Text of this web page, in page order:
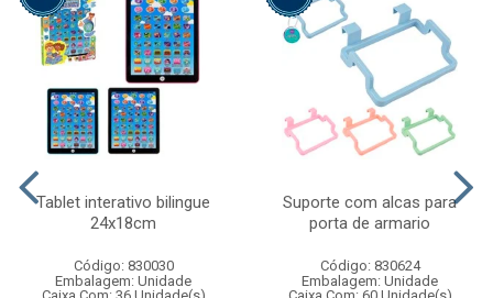
Tablet interativo bilingue
24x18cm
Código: 830030
Embalagem: Unidade
Suporte com alcas para
porta de armario
Código: 830624
Embalagem: Unidade